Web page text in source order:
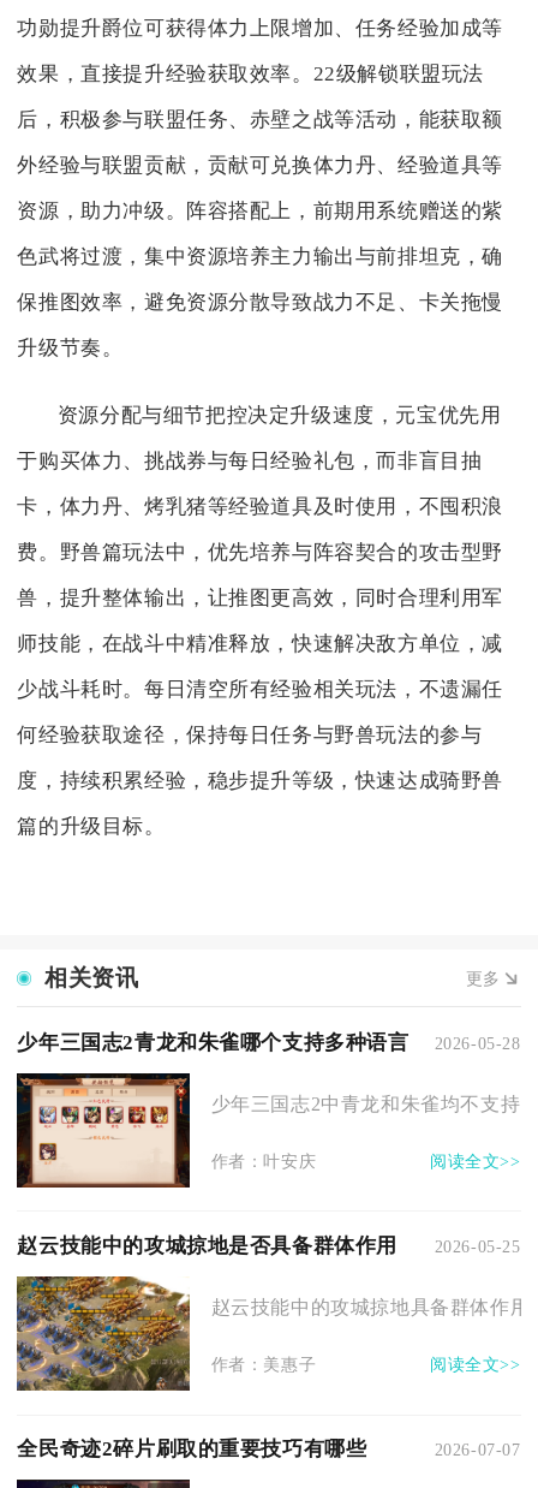
功勋提升爵位可获得体力上限增加、任务经验加成等
效果，直接提升经验获取效率。22级解锁联盟玩法
后，积极参与联盟任务、赤壁之战等活动，能获取额
外经验与联盟贡献，贡献可兑换体力丹、经验道具等
资源，助力冲级。阵容搭配上，前期用系统赠送的紫
色武将过渡，集中资源培养主力输出与前排坦克，确
保推图效率，避免资源分散导致战力不足、卡关拖慢
升级节奏。
资源分配与细节把控决定升级速度，元宝优先用
于购买体力、挑战券与每日经验礼包，而非盲目抽
卡，体力丹、烤乳猪等经验道具及时使用，不囤积浪
费。野兽篇玩法中，优先培养与阵容契合的攻击型野
兽，提升整体输出，让推图更高效，同时合理利用军
师技能，在战斗中精准释放，快速解决敌方单位，减
少战斗耗时。每日清空所有经验相关玩法，不遗漏任
何经验获取途径，保持每日任务与野兽玩法的参与
度，持续积累经验，稳步提升等级，快速达成骑野兽
篇的升级目标。
相关资讯 更多
少年三国志2青龙和朱雀哪个支持多种语言 2026-05-28
少年三国志2中青龙和朱雀均不支持
作者：叶安庆 阅读全文>>
赵云技能中的攻城掠地是否具备群体作用 2026-05-25
赵云技能中的攻城掠地具备群体作
作者：美惠子 阅读全文>>
全民奇迹2碎片刷取的重要技巧有哪些 2026-07-07